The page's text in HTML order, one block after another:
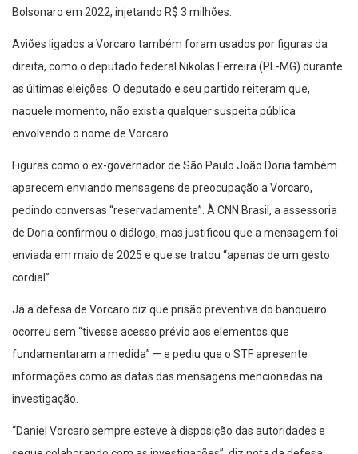
Bolsonaro em 2022, injetando R$ 3 milhões.
Aviões ligados a Vorcaro também foram usados por figuras da
direita, como o deputado federal Nikolas Ferreira (PL-MG) durante
as últimas eleições. O deputado e seu partido reiteram que,
naquele momento, não existia qualquer suspeita pública
envolvendo o nome de Vorcaro.
Figuras como o ex-governador de São Paulo João Doria também
aparecem enviando mensagens de preocupação a Vorcaro,
pedindo conversas “reservadamente”. À CNN Brasil, a assessoria
de Doria confirmou o diálogo, mas justificou que a mensagem foi
enviada em maio de 2025 e que se tratou “apenas de um gesto
cordial”.
Já a defesa de Vorcaro diz que prisão preventiva do banqueiro
ocorreu sem “tivesse acesso prévio aos elementos que
fundamentaram a medida” — e pediu que o STF apresente
informações como as datas das mensagens mencionadas na
investigação.
“Daniel Vorcaro sempre esteve à disposição das autoridades e